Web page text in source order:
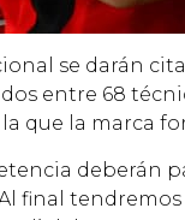
se darán
entre 68
la marca
deberán
final